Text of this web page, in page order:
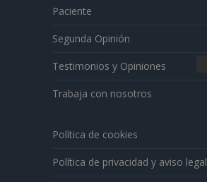
Paciente
Segunda Opinión
Testimonios y Opiniones
Trabaja con nosotros
Política de cookies
Política de privacidad y aviso legal